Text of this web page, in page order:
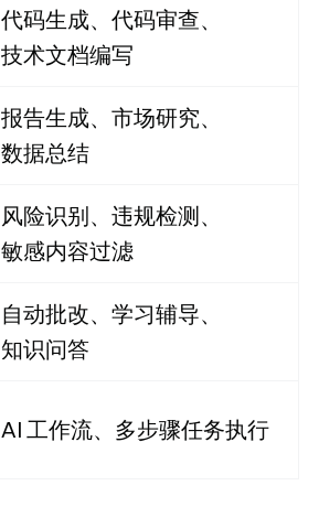
代码生成、代码审查、
技术文档编写
报告生成、市场研究、
数据总结
风险识别、违规检测、
敏感内容过滤
自动批改、学习辅导、
知识问答
AI 工作流、多步骤任务执行